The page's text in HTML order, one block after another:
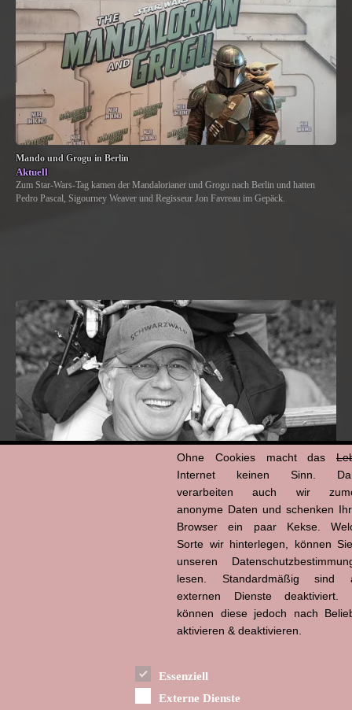
Mando und Grogu in Berlin
Aktuell
Zum Star-Wars-Tag kamen der Mandalorianer und Grogu nach Berlin und hatten
Pedro Pascal, Sigourney Weaver und Regisseur Jon Favreau im Gepäck.
Ohne Cookies macht das
Internet keinen Sinn.
verarbeiten auch wir
anonyme Daten und schenken
Browser ein paar Kekse.
Sorte wir hinterlegen, können
unseren
lesen. Standardmäßig sind
externen Dienste deaktiviert.
können diese jedoch nach
aktivieren & deaktivieren.
Essenziell
Externe Dienste